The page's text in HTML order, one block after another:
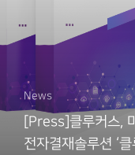
News
[Press]클루커스,
전자결재솔루션 ‘클